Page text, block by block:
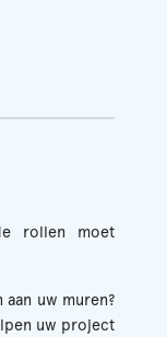
rollen moet
uw muren?
uw project